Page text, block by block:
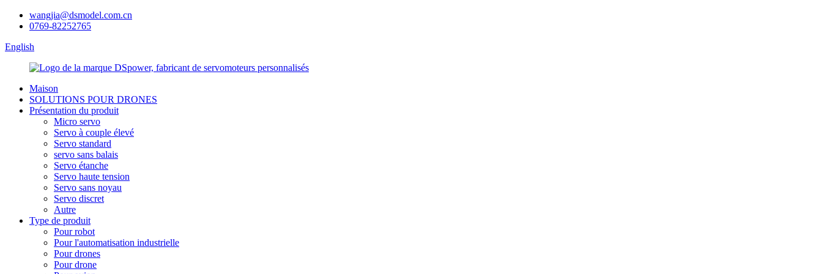
wangjia@dsmodel.com.cn
0769-82252765
English
Maison
SOLUTIONS POUR DRONES
Présentation du produit
Micro servo
Servo à couple élevé
Servo standard
servo sans balais
Servo étanche
Servo haute tension
Servo sans noyau
Servo discret
Autre
Type de produit
Pour robot
Pour l'automatisation industrielle
Pour drones
Pour drone